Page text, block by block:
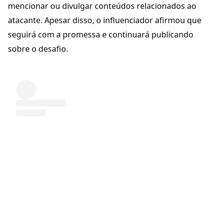
mencionar ou divulgar conteúdos relacionados ao
atacante. Apesar disso, o influenciador afirmou que
seguirá com a promessa e continuará publicando
sobre o desafio.